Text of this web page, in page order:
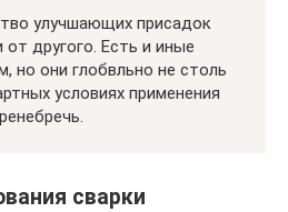
улучшающих присадок
другого. Есть и иные
но они глобвльно не столь
условиях применения
сварки